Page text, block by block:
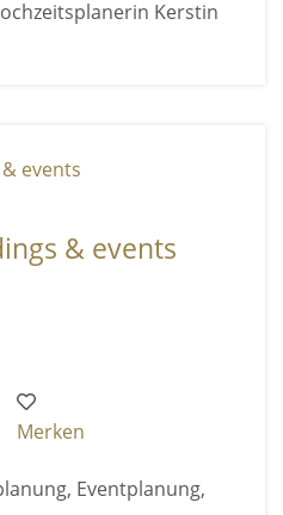
Kerstin
& events
Merken
Eventplanung,